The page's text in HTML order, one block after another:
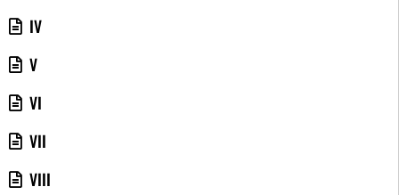
IV
V
VI
VII
VIII